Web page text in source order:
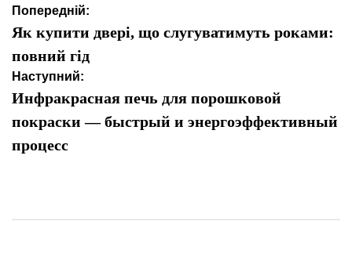
Навігація
записів
Попередній:
Як купити двері, що слугуватимуть роками:
повний гід
Наступний:
Инфракрасная печь для порошковой
покраски — быстрый и энергоэффективный
процесс